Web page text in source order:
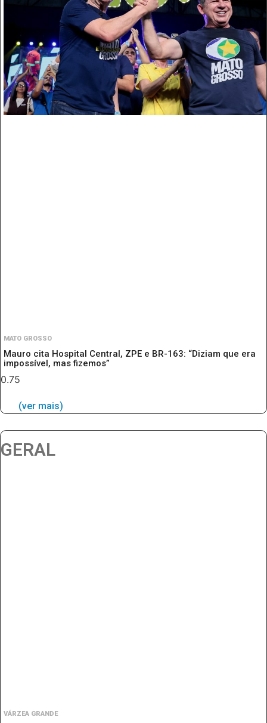
MATO GROSSO
Mauro cita Hospital Central, ZPE e BR-163: “Diziam que era
impossível, mas fizemos”
(ver mais)
GERAL
VÁRZEA GRANDE